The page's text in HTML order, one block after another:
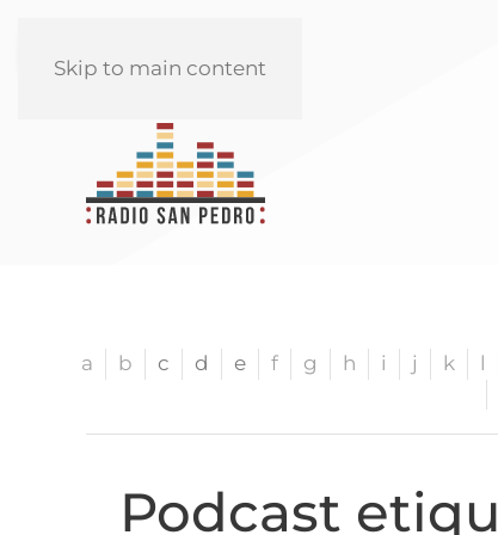
Skip to main content
a b c d e f g h i j k l
Podcast